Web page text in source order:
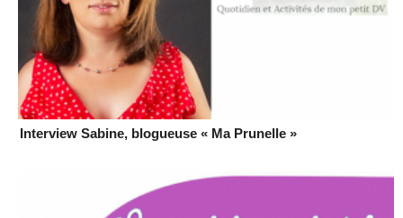
Interview Sabine, blogueuse « Ma Prunelle »